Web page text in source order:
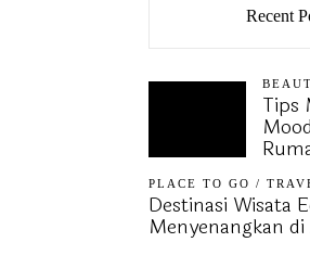
Recent
Tips
PLACE TO GO /
Destinasi Wisata
Menyenangkan di